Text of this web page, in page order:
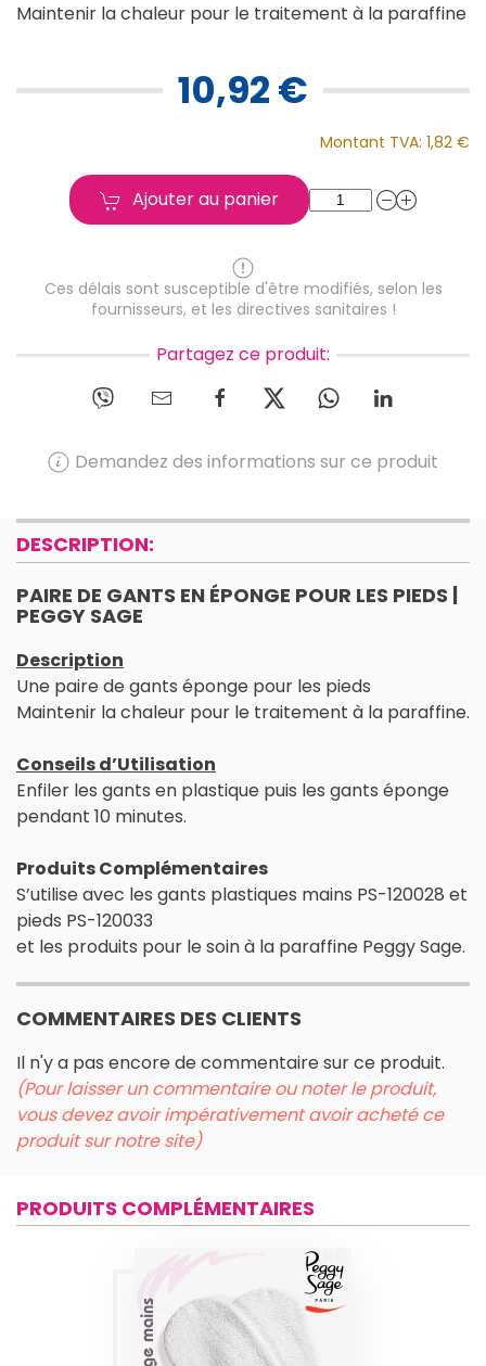
Maintenir la chaleur pour le traitement à la paraffine
10,92 €
Montant TVA: 1,82 €
Ajouter au panier
Ces délais sont susceptible d'être modifiés, selon les
fournisseurs, et les directives sanitaires !
Partagez ce produit:
Demandez des informations sur ce produit
DESCRIPTION:
PAIRE DE GANTS EN ÉPONGE POUR LES PIEDS |
PEGGY SAGE
Description
Une paire de gants éponge pour les pieds
Maintenir la chaleur pour le traitement à la paraffine.
Conseils d’Utilisation
Enfiler les gants en plastique puis les gants éponge
pendant 10 minutes.
Produits Complémentaires
S’utilise avec les gants plastiques mains PS-120028 et
pieds PS-120033
et les produits pour le soin à la paraffine Peggy Sage.
COMMENTAIRES DES CLIENTS
Il n'y a pas encore de commentaire sur ce produit.
(Pour laisser un commentaire ou noter le produit,
vous devez avoir impérativement avoir acheté ce
produit sur notre site)
PRODUITS COMPLÉMENTAIRES
PAIRE DE GANTS
ÉPONGE POUR LES
MAINS PEGGY
SAGE